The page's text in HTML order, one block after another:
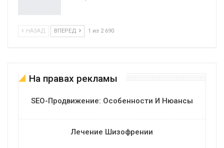
НАЗАД ВПЕРЕД 1 из 2 690
На правах рекламы
SEO-Продвижение: Особенности И Нюансы
Лечение Шизофрении